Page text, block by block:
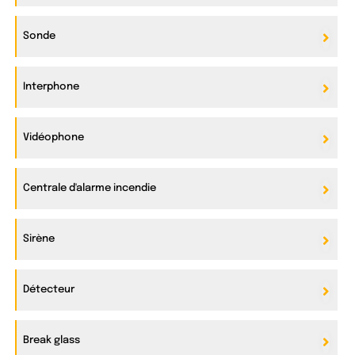
Sonde
Interphone
Vidéophone
Centrale d'alarme incendie
Sirène
Détecteur
Break glass